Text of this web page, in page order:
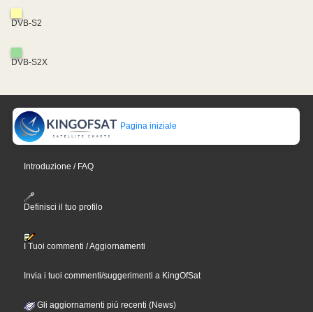
DVB-S2
DVB-S2X
Pagina iniziale
Introduzione / FAQ
Definisci il tuo profilo
I Tuoi commenti / Aggiornamenti
Invia i tuoi commenti/suggerimenti a KingOfSat
Gli aggiornamenti più recenti (News)